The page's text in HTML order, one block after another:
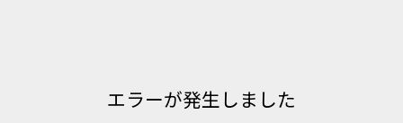
エラーが発生しました